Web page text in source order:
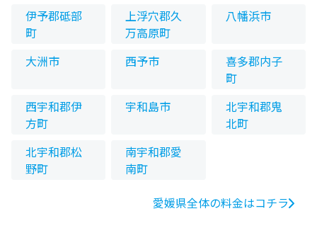
伊予郡砥部
町
上浮穴郡久
万高原町
八幡浜市
大洲市 西予市
喜多郡内子
町
西宇和郡伊
方町
宇和島市
北宇和郡鬼
北町
北宇和郡松
野町
南宇和郡愛
南町
愛媛県全体の料金はコチラ